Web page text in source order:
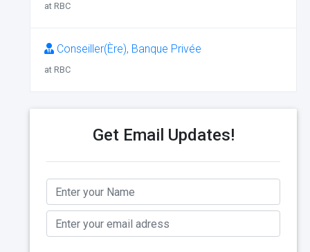
at RBC
Conseiller(Ère), Banque Privée
at RBC
Get Email Updates!